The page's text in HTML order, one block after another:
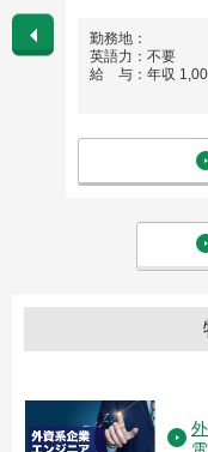
勤務地：
英語力：不要
給 与：年収